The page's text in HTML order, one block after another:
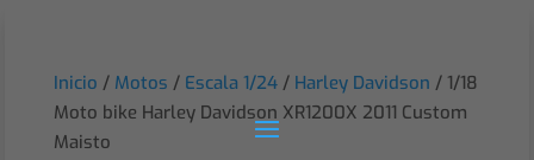
Inicio / Motos / Escala 1/24/ Harley Davidson / 1/18
Moto bike Harley Davidson XR1200X 2011 Custom
Maisto